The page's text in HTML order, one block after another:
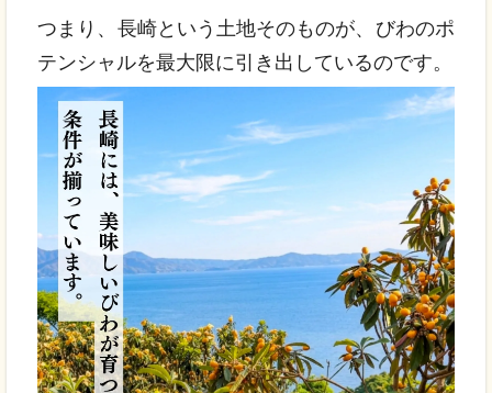
つまり、長崎という土地そのものが、びわのポ
テンシャルを最大限に引き出しているのです。